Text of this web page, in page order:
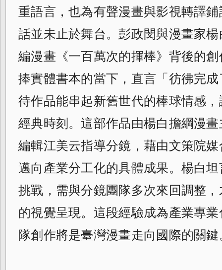
重語言，也為有聲漫畫與影視轉譯
話並未止於舞台。彭政閔與漫畫家
編漫畫《一百萬次的揮棒》背後的
捧實體書本的當下，直言「彷彿完
待作品能串起新舊世代的棒球情感
經典時刻。這部作品由楊白擔綱漫
編輯江美云指導分鏡，藉由文策院
邁向產業分工化的具體成果。楊白
挑戰，需與分鏡團隊多次來回調整
的視覺呈現。這段經驗成為產業專
隊創作將是臺灣漫畫走向國際的關